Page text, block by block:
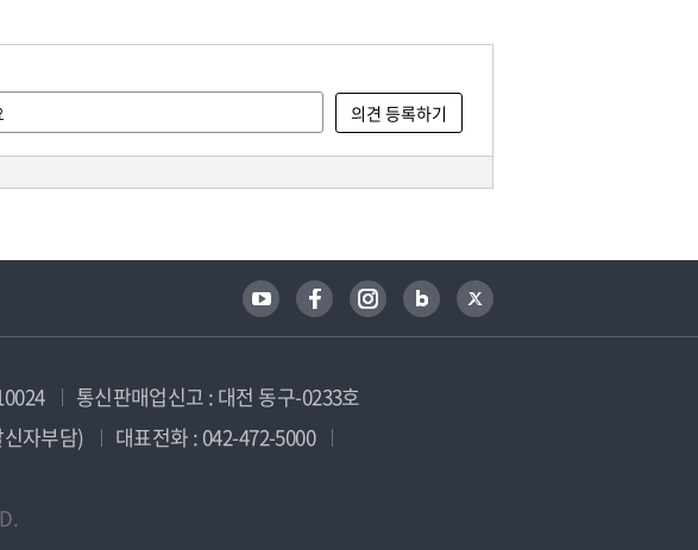
통신판매업신고 : 대전 동구-0233호
자부담)
대표전화 : 042-472-5000